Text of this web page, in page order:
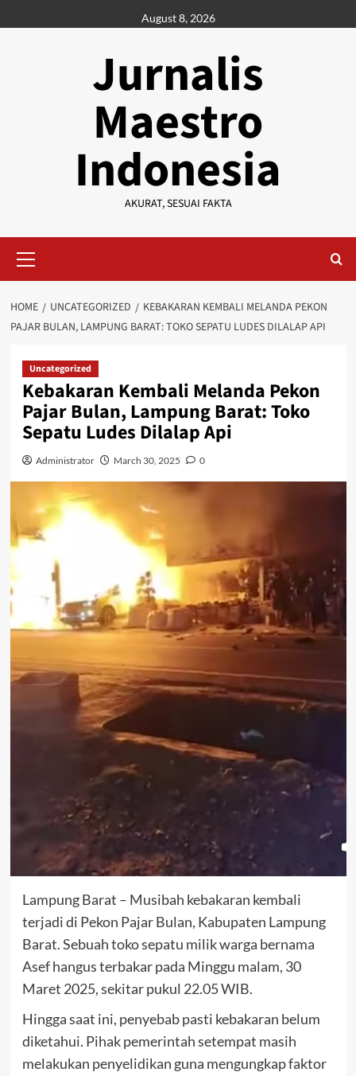
to
August 8, 2026
Jurnalis
Maestro
Indonesia
AKURAT, SESUAI FAKTA
Menu
HOME UNCATEGORIZED
KEBAKARAN KEMBALI MELANDA PEKON
PAJAR BULAN, LAMPUNG BARAT: TOKO SEPATU LUDES DILALAP API
Uncategorized
Kebakaran Kembali Melanda Pekon
Pajar Bulan, Lampung Barat: Toko
Sepatu Ludes Dilalap Api
Administrator March 30, 2025 0
Lampung Barat – Musibah kebakaran kembali
terjadi di Pekon Pajar Bulan, Kabupaten Lampung
Barat. Sebuah toko sepatu milik warga bernama
Asef hangus terbakar pada Minggu malam, 30
Maret 2025, sekitar pukul 22.05 WIB.
Hingga saat ini, penyebab pasti kebakaran belum
diketahui. Pihak pemerintah setempat masih
melakukan penyelidikan guna mengungkap faktor